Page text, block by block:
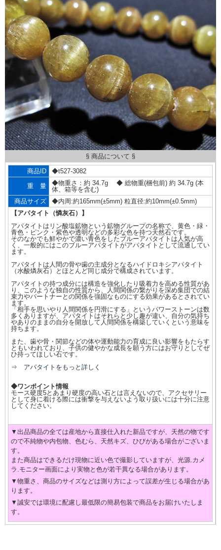
§ 商品について §
商品ID
◆t527-3082
重 量
◆物重さ：約 34.7g ◆ 総物重(梱包前) 約 34.7g (本
体、箱等を含む)
商品サイズ
◆内周:約165mm(±5mm) 粒直径:約10mm(±0.5mm)
【アパタイト（憐灰石）】
アパタイトはリン酸塩鉱物という鉱物グループの名称で、黄色・緑・
青色・ピンク・紫色や透明などの多彩な色を持つ天然石です。
そのなかでも鮮やかで濃い青色をしたブルーアパタイトは人気が高
く、一般的にはこのブルーアパタイトがアパタイトとして流通してい
ます。
アパタイトは人間の骨や歯の主成分となるハイドロキシアパタイト
（水酸燐灰石）とほとんど同じ成分で構成されています。
アパタイトの持つ成分には構造を強化したり吸着力を高める性質があ
り、このような独自の性質から、人間関係の繋がりを深め集団での結
束力やパートナーとの関係を強固なものにする効果があるとされてい
ます。
「相手を思いやり人間関係を円滑にする」というパワーストーンは数
多くありますが、アパタイトはそれらと少し趣が違い、自分の気持ち
やありのままの自分を開放して人間関係を構築していくという意味を
持ちます。
また、歯や骨・関節などの体や運動能力の育成に良い影響をもたらす
ともいわれており、子供の健やかな成長を願う方にはお守りとしてぜ
ひ持ってほしい石です。
⇒ アパタイトをもっと詳しく
◆ワンポイント情報
モース硬度5とあまり硬度の高い石とは言えないので、アクセサリー
として身に着ける際には衝撃を与えないよう取り扱いには十分に注意
してください。
▼出品商品の全ては産地から直接仕入れた新品ですが、天然の物です
ので不純物や内包物、色むら、天然キズ、ひびがある場合がございま
す。
また商品はできるだけ現物に近い色で撮影していますが、光源.カメ
ラ.モニター画面により実物と色が若干異なる場合があります。
▼物重さ、商品のサイズなどは測り方によって誤差が生じる場合があ
ります。
▼誠安では環境に配慮し最低限の簡易包装で商品をお届けいたしま
す。